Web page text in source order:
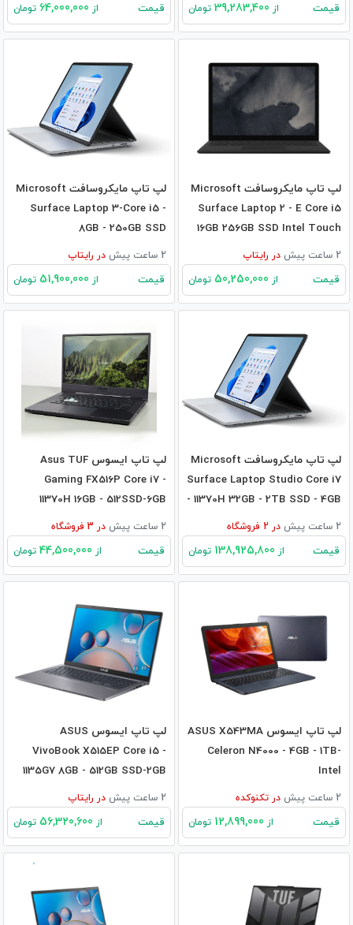
قیمت از تومان قیمت از تومان
لپ تاپ مایکروسافت Microsoft
Surface Laptop 2 - E Core i5
16GB 256GB SSD Intel Touch
2 ساعت پیش در رایتاپ
قیمت از تومان
لپ تاپ مایکروسافت Microsoft
Surface Laptop 3-Core i5 -
8GB - 250GB SSD
2 ساعت پیش در رایتاپ
قیمت از تومان
لپ تاپ مایکروسافت Microsoft
Surface Laptop Studio Core i7
- 11370H 32GB - 2TB SSD - 4GB
RTX3050Ti2 ساعت پیش در فروشگاه
قیمت از تومان
لپ تاپ ایسوس Asus TUF
Gaming FX516P Core i7 -
11370H 16GB - 512SSD-6GB
RTX30602 ساعت پیش در فروشگاه
قیمت از تومان
لپ تاپ ایسوس ASUS X543MA
Celeron N4000 - 4GB - 1TB-
Intel
2 ساعت پیش در تکنوکده
قیمت از تومان
لپ تاپ ایسوس ASUS
VivoBook X515EP Core i5 -
1135G7 8GB - 512GB SSD-2GB
MX3302 ساعت پیش در رایتاپ
قیمت از تومان